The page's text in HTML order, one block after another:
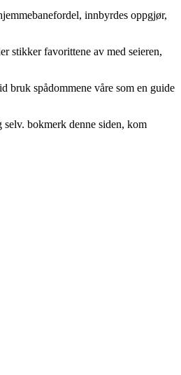
innbyrdes oppgjør,
stikker favorittene av med seieren,
bruk spådommene våre som en guide
bokmerk denne siden, kom